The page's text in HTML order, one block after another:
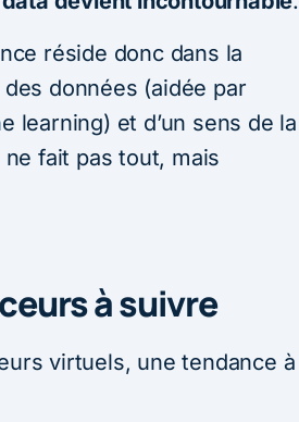
réside donc dans la
données (aidée par
learning) et d’un sens de la
fait pas tout, mais
à suivre
virtuels, une tendance à